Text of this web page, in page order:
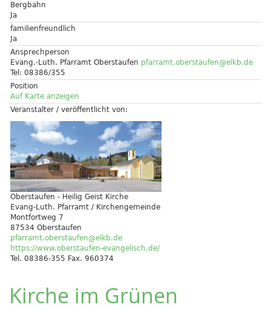
Bergbahn
Ja
familienfreundlich
Ja
Ansprechperson
Evang.-Luth. Pfarramt Oberstaufen pfarramt.oberstaufen@elkb.de
Tel: 08386/355
Position
Auf Karte anzeigen
Veranstalter / veröffentlicht von:
Oberstaufen - Heilig Geist Kirche
Evang-Luth. Pfarramt / Kirchengemeinde
Montfortweg 7
87534 Oberstaufen
pfarramt.oberstaufen@elkb.de
https://www.oberstaufen-evangelisch.de/
Tel. 08386-355 Fax. 960374
Kirche im Grünen